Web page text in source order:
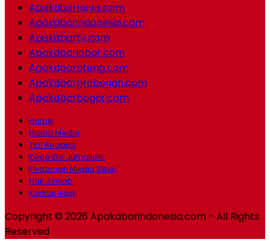
Apakabarnews.com
Apakabarindonesia.com
Apakabartv.com
Apakabarjabar.com
Apakabarateng.com
Apakabargrobogan.com
Apakabarbogor.com
Home
Histori Media
Tim Redaksi
Kode Etik Jurnalistik
Pedoman Media Siber
Hak Jawab
Kontak Iklan
Copyright © 2026 Apakabarindonesia.com - All Rights
Reserved